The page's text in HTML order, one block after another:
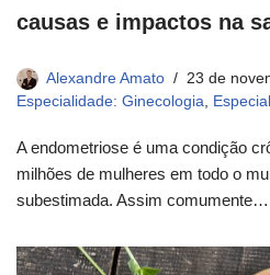
causas e impactos na
Alexandre Amato
23 de
Especialidade: Ginecologia
A endometriose é uma condição
milhões de mulheres em todo o
subestimada. Assim comumente…